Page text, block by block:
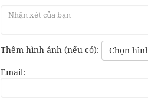
Thêm hình ảnh (nếu có):
Chọn
Email: